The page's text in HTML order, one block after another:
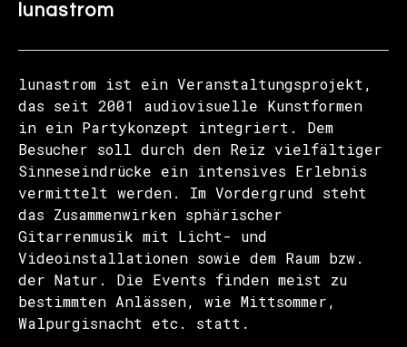
lunastrom
lunastrom ist ein Veranstaltungsprojekt,
das seit 2001 audiovisuelle Kunstformen
in ein Partykonzept integriert. Dem
Besucher soll durch den Reiz vielfältiger
Sinneseindrücke ein intensives Erlebnis
vermittelt werden. Im Vordergrund steht
das Zusammenwirken sphärischer
Gitarrenmusik mit Licht- und
Videoinstallationen sowie dem Raum bzw.
der Natur. Die Events finden meist zu
bestimmten Anlässen, wie Mittsommer,
Walpurgisnacht etc. statt.